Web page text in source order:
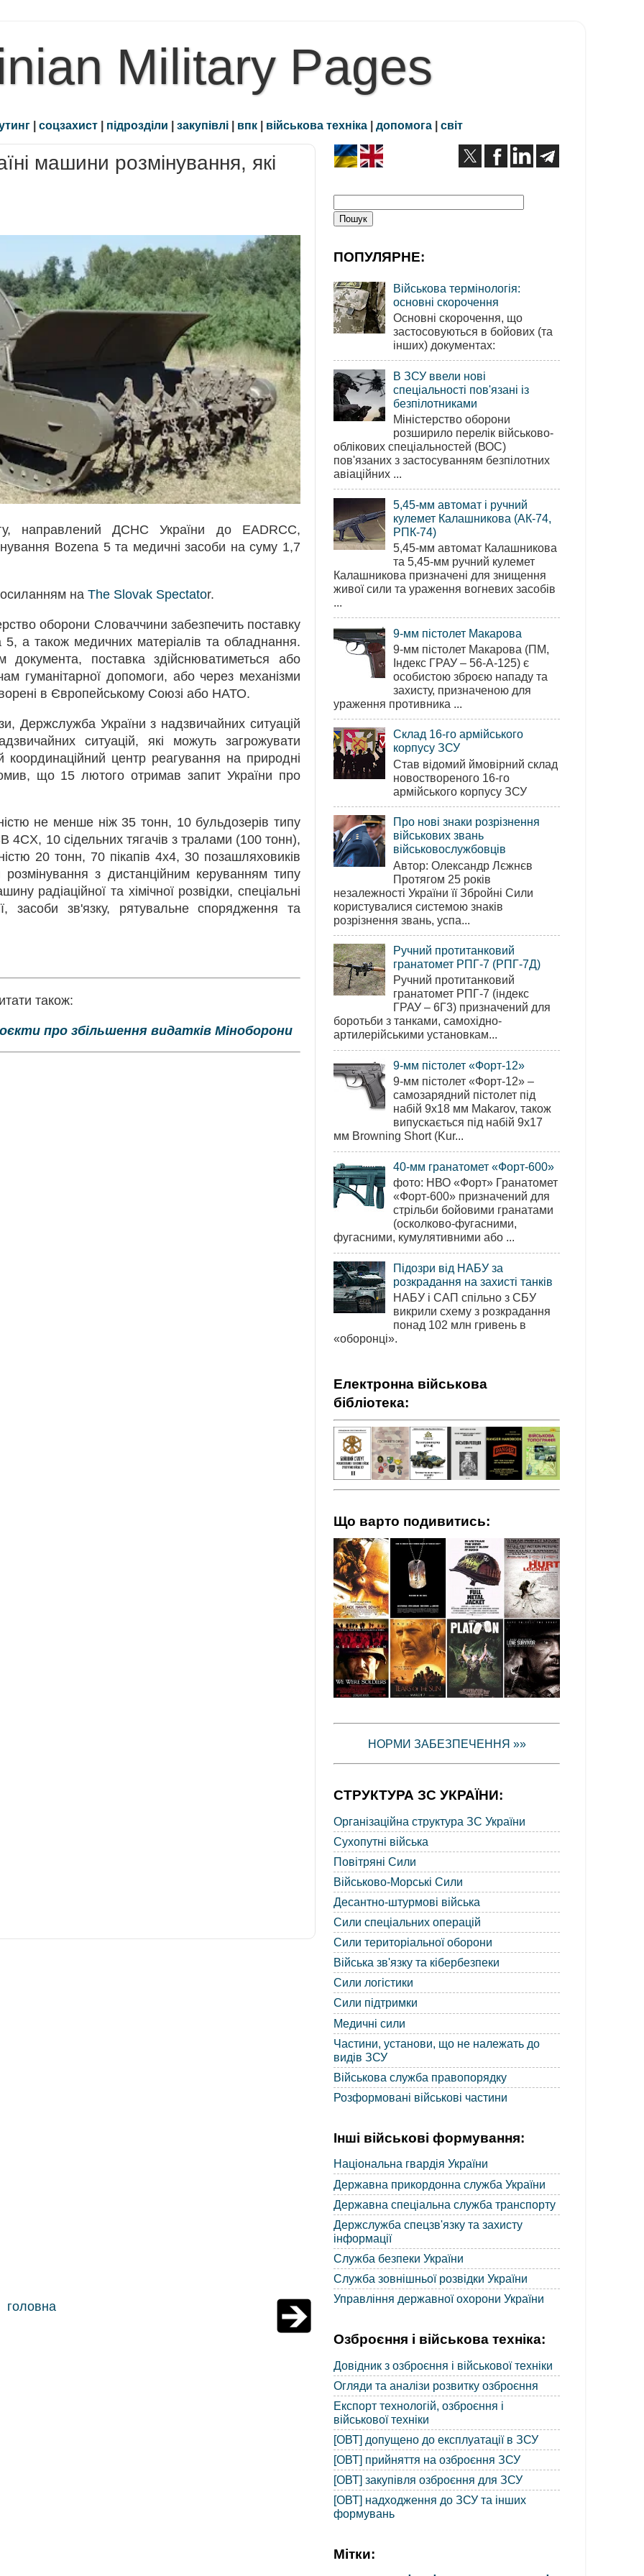
Military Pages
| соцзахист | підрозділи | закупівлі | впк | військова техніка | допомога | світ
машини розмінування, які
направлений ДСНС України до EADRCC,
Bozena 5 та медичні засоби на суму 1,7
на The Slovak Spectator.
оборони Словаччини забезпечить поставку
5, а також медичних матеріалів та обладнання.
документа, поставка здійснюватиметься або
гуманітарної допомоги, або через механізми
в Європейському Союзі або НАТО.
Держслужба України з надзвичайних ситуацій
ситуацій, які можуть загрожувати
центр реагування на природні
що 15 лютого отримав запит України про
не менше ніж 35 тонн, 10 бульдозерів типу
4CX, 10 сідельних тягачів з тралами (100 тонн),
20 тонн, 70 пікапів 4x4, 30 позашляховиків
з дистанційним керуванням типу
радіаційної та хімічної розвідки, спеціальні
засоби зв'язку, рятувальне спорядження та
також:
про збільшення видатків Міноборони
головна
ПОПУЛЯРНЕ:
Військова термінологія:
основні скорочення
Основні скорочення, що
застосовуються в бойових (та
інших) документах:
В ЗСУ ввели нові
спеціальності пов'язані із
безпілотниками
Міністерство оборони
розширило перелік військово-
облікових спеціальностей (ВОС)
пов'язаних з застосуванням безпілотних
авіаційних ...
5,45-мм автомат і ручний
кулемет Калашникова (АК-74,
РПК-74)
5,45-мм автомат Калашникова
та 5,45-мм ручний кулемет
Калашникова призначені для знищення
живої сили та ураження вогневих засобів
...
9-мм пістолет Макарова
9-мм пістолет Макарова (ПМ,
Індекс ГРАУ – 56-А-125) є
особистою зброєю нападу та
захисту, призначеною для
ураження противника ...
Склад 16-го армійського
корпусу ЗСУ
Став відомий ймовірний склад
новоствореного 16-го
армійського корпусу ЗСУ
Про нові знаки розрізнення
військових звань
військовослужбовців
Автор: Олександр Лєжнєв
Протягом 25 років
незалежності України її Збройні Сили
користувалися системою знаків
розрізнення звань, успа...
Ручний протитанковий
гранатомет РПГ-7 (РПГ-7Д)
Ручний протитанковий
гранатомет РПГ-7 (індекс
ГРАУ – 6Г3) призначений для
боротьби з танками, самохідно-
артилерійськими установкам...
9-мм пістолет «Форт-12»
9-мм пістолет «Форт-12» –
самозарядний пістолет під
набій 9х18 мм Makarov, також
випускається під набій 9х17
мм Browning Short (Kur...
40-мм гранатомет «Форт-600»
фото: НВО «Форт» Гранатомет
«Форт-600» призначений для
стрільби бойовими гранатами
(осколково-фугасними,
фугасними, кумулятивними або ...
Підозри від НАБУ за
розкрадання на захисті танків
НАБУ і САП спільно з СБУ
викрили схему з розкрадання
понад 102 млн гривень в
«оборонці».
Електронна військова
бібліотека:
Що варто подивитись:
НОРМИ ЗАБЕЗПЕЧЕННЯ »»
СТРУКТУРА ЗС УКРАЇНИ:
Організаційна структура ЗС України
Сухопутні війська
Повітряні Сили
Військово-Морські Сили
Десантно-штурмові війська
Сили спеціальних операцій
Сили територіальної оборони
Війська зв'язку та кібербезпеки
Сили логістики
Сили підтримки
Медичні сили
Частини, установи, що не належать до
видів ЗСУ
Військова служба правопорядку
Розформовані військові частини
Інші військові формування:
Національна гвардія України
Державна прикордонна служба України
Державна спеціальна служба транспорту
Держслужба спецзв'язку та захисту
інформації
Служба безпеки України
Служба зовнішньої розвідки України
Управління державної охорони України
Озброєння і військова техніка:
Довідник з озброєння і військової техніки
Огляди та аналізи розвитку озброєння
Експорт технологій, озброєння і
військової техніки
[ОВТ] допущено до експлуатації в ЗСУ
[ОВТ] прийняття на озброєння ЗСУ
[ОВТ] закупівля озброєння для ЗСУ
[ОВТ] надходження до ЗСУ та інших
формувань
Мітки: